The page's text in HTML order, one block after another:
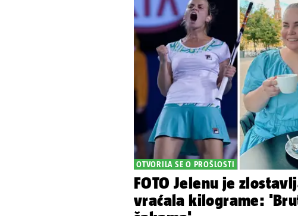
OTVORILA SE O PROŠLOSTI
FOTO Jelenu je
vraćala kilograme: